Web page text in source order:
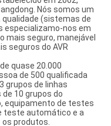
Nós somos um
(sistemas de
especializamo-nos em
mais seguro, manejável
seguros do AVR
quase 20.000
de 500 qualificada
grupos de linhas
10 grupos do
equipamento de testes
teste automático e a
produtos.